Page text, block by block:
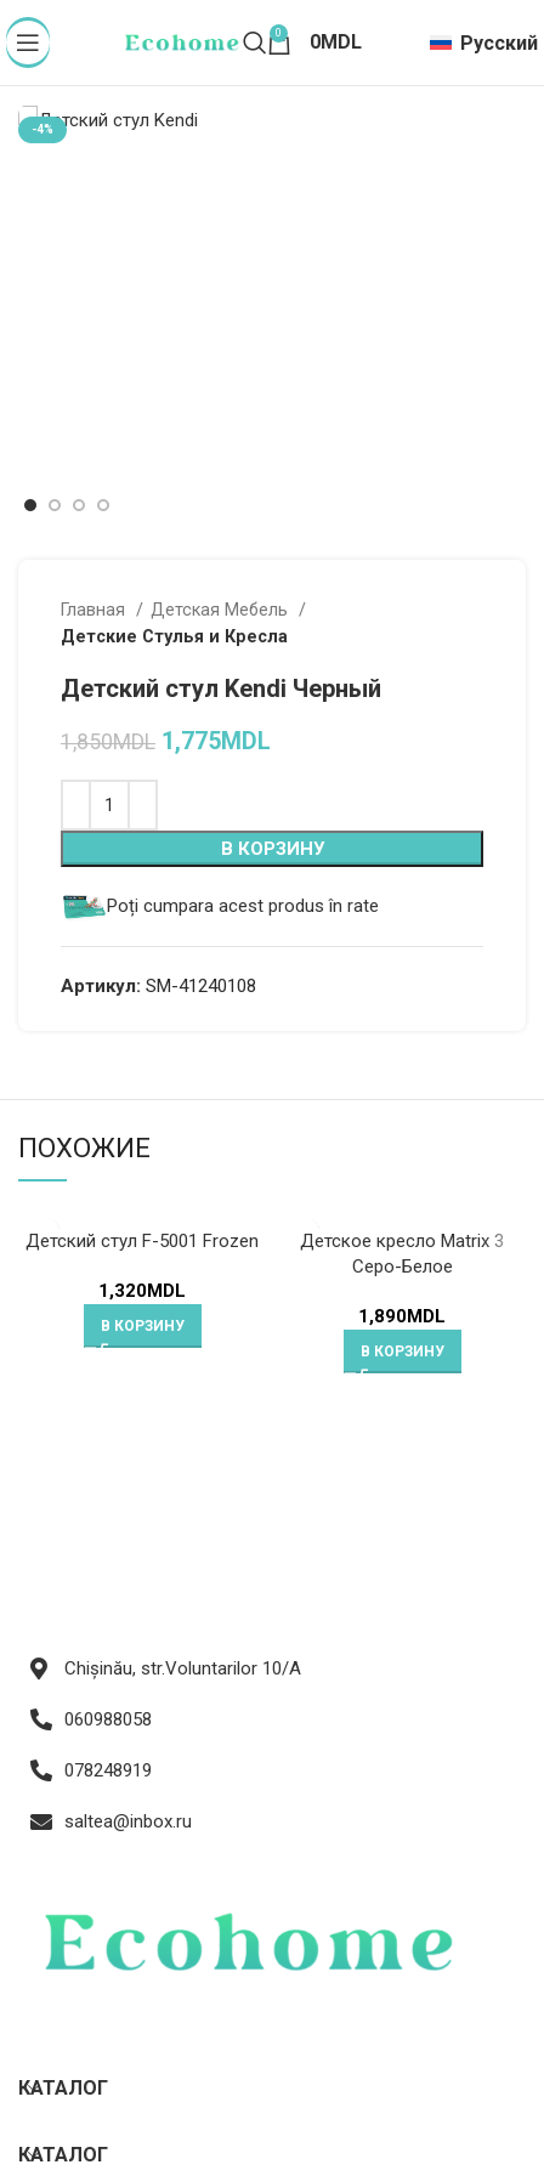
0 0MDL Русский
-4%
Главная
Детская Мебель
Детские Стулья и Кресла
Детский стул Kendi Черный
1,850MDL 1,775MDL
В КОРЗИНУ
Alternative:
Poți cumpara acest produs în rate
Артикул: SM-41240108
ПОХОЖИЕ
Детский стул F-5001 Frozen
1,320MDL
В КОРЗИНУ
Детское кресло Matrix 3
Серо-Белое
1,890MDL
В КОРЗИНУ
Chișinău, str.Voluntarilor 10/A
060988058
078248919
saltea@inbox.ru
КАТАЛОГ
КАТАЛОГ